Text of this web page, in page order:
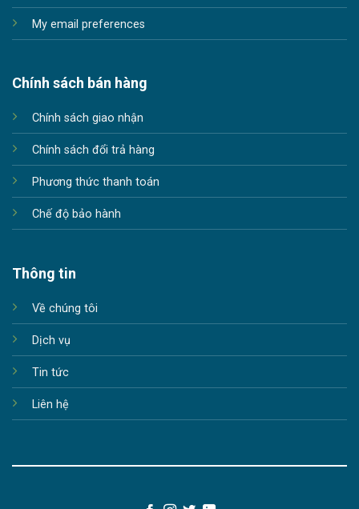
My email preferences
Chính sách bán hàng
Chính sách giao nhận
Chính sách đổi trả hàng
Phương thức thanh toán
Chế độ bảo hành
Thông tin
Về chúng tôi
Dịch vụ
Tin tức
Liên hệ